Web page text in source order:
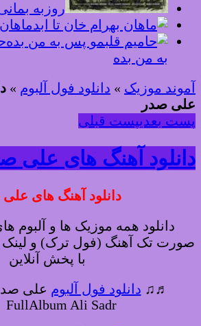
روزبه
به من بده
آموند موزیک » دانلود فول آلبوم »
علی صدر
پست بعدیپست قبلی
دانلود آهنگ های علی
دانلود آهنگ های
دانلود همه موزیک ها و آلبوم
صورت تک آهنگ (فول ترک) و لینک
با پخش آنلاین
♬♫ دانلود فول آلبوم
FullAlbum Ali Sadr ♬♫